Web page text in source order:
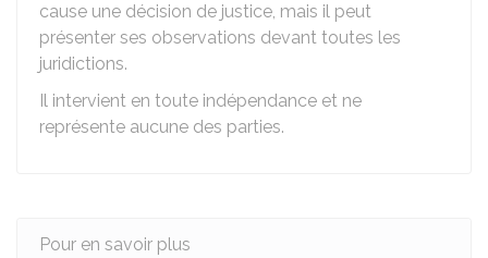
cause une décision de justice, mais il peut
présenter ses observations devant toutes les
juridictions.
Il intervient en toute indépendance et ne
représente aucune des parties.
Pour en savoir plus